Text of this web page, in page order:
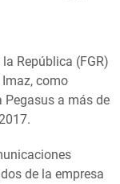
República (FGR)
como
Pegasus a más de
de la empresa